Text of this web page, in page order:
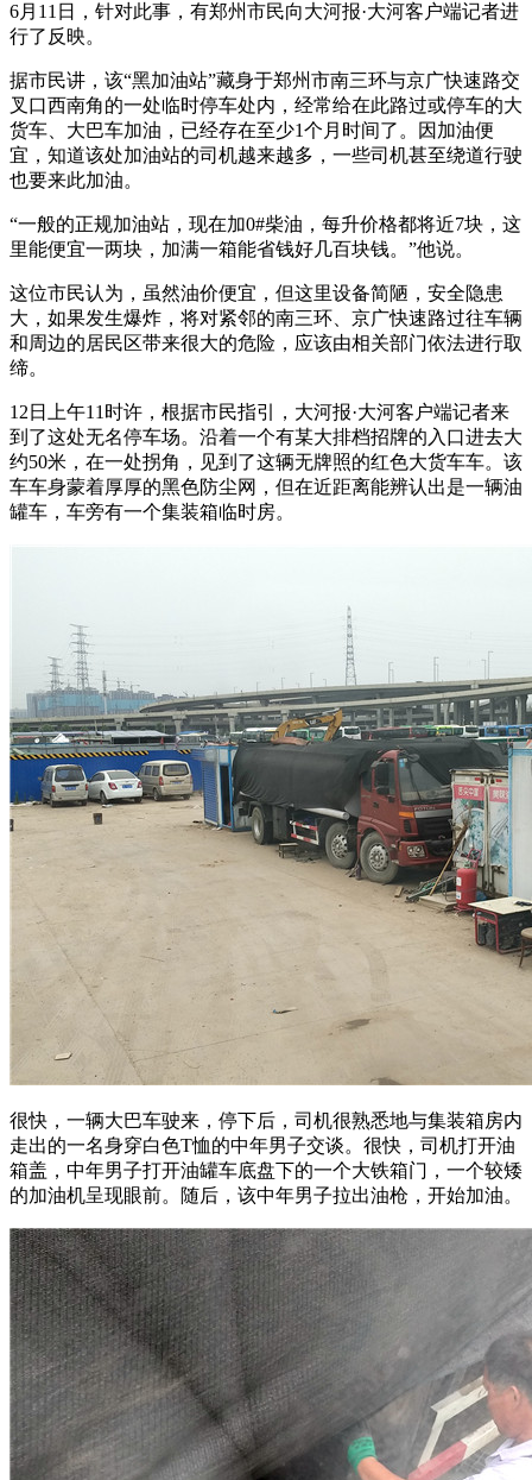
6月11日，针对此事，有郑州市民向大河报·大河客户端记者进
行了反映。
据市民讲，该“黑加油站”藏身于郑州市南三环与京广快速路交
叉口西南角的一处临时停车处内，经常给在此路过或停车的大
货车、大巴车加油，已经存在至少1个月时间了。因加油便
宜，知道该处加油站的司机越来越多，一些司机甚至绕道行驶
也要来此加油。
“一般的正规加油站，现在加0#柴油，每升价格都将近7块，这
里能便宜一两块，加满一箱能省钱好几百块钱。”他说。
这位市民认为，虽然油价便宜，但这里设备简陋，安全隐患
大，如果发生爆炸，将对紧邻的南三环、京广快速路过往车辆
和周边的居民区带来很大的危险，应该由相关部门依法进行取
缔。
12日上午11时许，根据市民指引，大河报·大河客户端记者来
到了这处无名停车场。沿着一个有某大排档招牌的入口进去大
约50米，在一处拐角，见到了这辆无牌照的红色大货车车。该
车车身蒙着厚厚的黑色防尘网，但在近距离能辨认出是一辆油
罐车，车旁有一个集装箱临时房。
很快，一辆大巴车驶来，停下后，司机很熟悉地与集装箱房内
走出的一名身穿白色T恤的中年男子交谈。很快，司机打开油
箱盖，中年男子打开油罐车底盘下的一个大铁箱门，一个较矮
的加油机呈现眼前。随后，该中年男子拉出油枪，开始加油。